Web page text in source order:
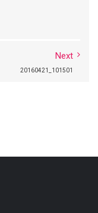
Next
20160421_101501